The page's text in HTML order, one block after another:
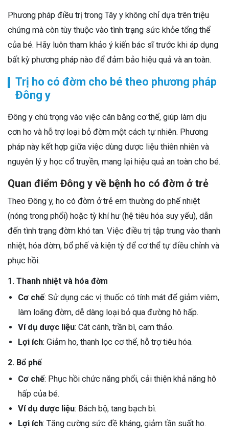
Phương pháp điều trị trong Tây y không chỉ dựa trên triệu
chứng mà còn tùy thuộc vào tình trạng sức khỏe tổng thể
của bé. Hãy luôn tham khảo ý kiến bác sĩ trước khi áp dụng
bất kỳ phương pháp nào để đảm bảo hiệu quả và an toàn.
Trị ho có đờm cho bé theo phương pháp
Đông y
Đông y chú trọng vào việc cân bằng cơ thể, giúp làm dịu
cơn ho và hỗ trợ loại bỏ đờm một cách tự nhiên. Phương
pháp này kết hợp giữa việc dùng dược liệu thiên nhiên và
nguyên lý y học cổ truyền, mang lại hiệu quả an toàn cho bé.
Quan điểm Đông y về bệnh ho có đờm ở trẻ
Theo Đông y, ho có đờm ở trẻ em thường do phế nhiệt
(nóng trong phổi) hoặc tỳ khí hư (hệ tiêu hóa suy yếu), dẫn
đến tình trạng đờm khó tan. Việc điều trị tập trung vào thanh
nhiệt, hóa đờm, bổ phế và kiện tỳ để cơ thể tự điều chỉnh và
phục hồi.
1. Thanh nhiệt và hóa đờm
Cơ chế: Sử dụng các vị thuốc có tính mát để giảm viêm,
làm loãng đờm, dễ dàng loại bỏ qua đường hô hấp.
Ví dụ dược liệu: Cát cánh, trần bì, cam thảo.
Lợi ích: Giảm ho, thanh lọc cơ thể, hỗ trợ tiêu hóa.
2. Bổ phế
Cơ chế: Phục hồi chức năng phổi, cải thiện khả năng hô
hấp của bé.
Ví dụ dược liệu: Bách bộ, tang bạch bì.
Lợi ích: Tăng cường sức đề kháng, giảm tần suất ho.